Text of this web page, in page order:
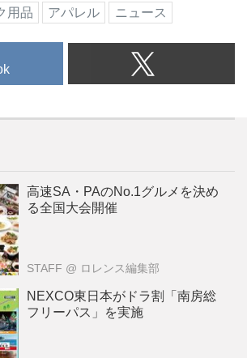
用品 アパレル ニュース
高速SA・PAのNo.1グルメを決め
る全国大会開催
STAFF @ ロレンス編集部
NEXCO東日本がドラ割「南房総
フリーパス」を実施